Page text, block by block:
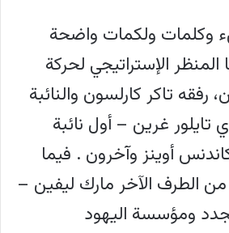
وكلمات ولكمات واضحة
الإستراتيجي لحركة
رفقه تاكر كارلسون والنائبة
تايلور غرين – أول نائبة
أوينز وآخرون . فيما
الطرف الآخر مارك ليفين –
ومؤسسة اليهود